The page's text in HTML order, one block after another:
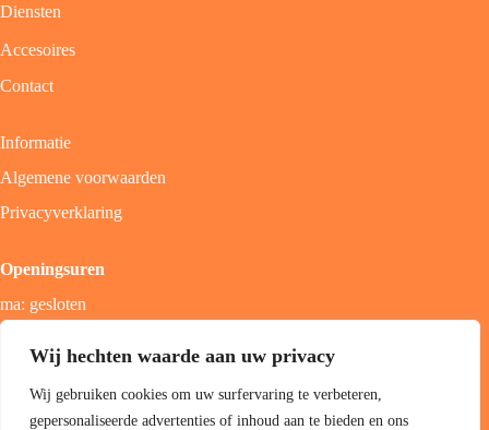
Wij hechten waarde aan uw privacy
Wij gebruiken cookies om uw surfervaring te verbeteren,
gepersonaliseerde advertenties of inhoud aan te bieden en ons
Diensten
Accesoires
Contact
Informatie
Algemene voorwaarden
Privacyverklaring
Openingsuren
ma: gesloten
zon; gesloten